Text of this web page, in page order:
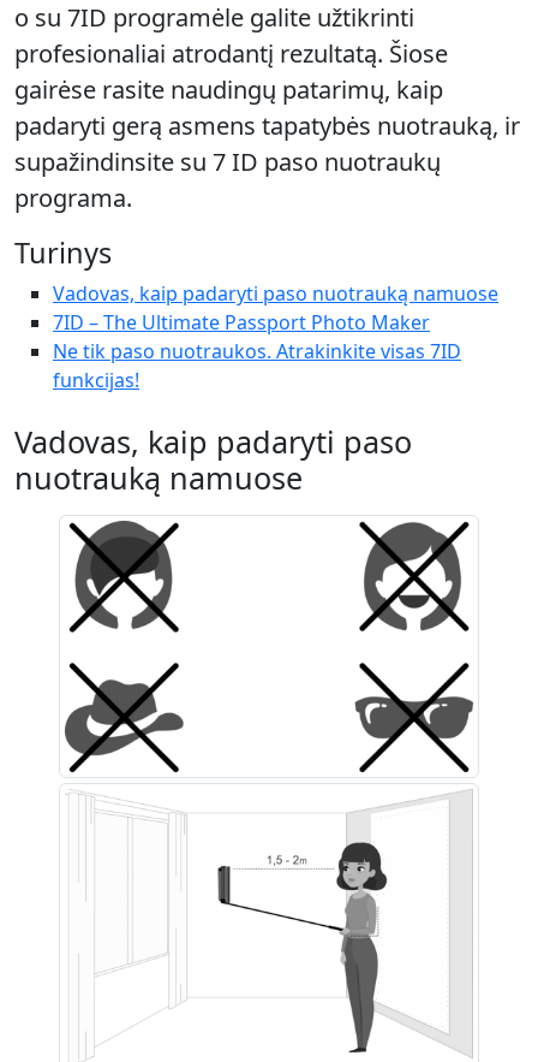
o su 7ID programėle galite užtikrinti
profesionaliai atrodantį rezultatą. Šiose
gairėse rasite naudingų patarimų, kaip
padaryti gerą asmens tapatybės nuotrauką, ir
supažindinsite su 7 ID paso nuotraukų
programa.
Turinys
Vadovas, kaip padaryti paso nuotrauką namuose
7ID – The Ultimate Passport Photo Maker
Ne tik paso nuotraukos. Atrakinkite visas 7ID
funkcijas!
Vadovas, kaip padaryti paso
nuotrauką namuose